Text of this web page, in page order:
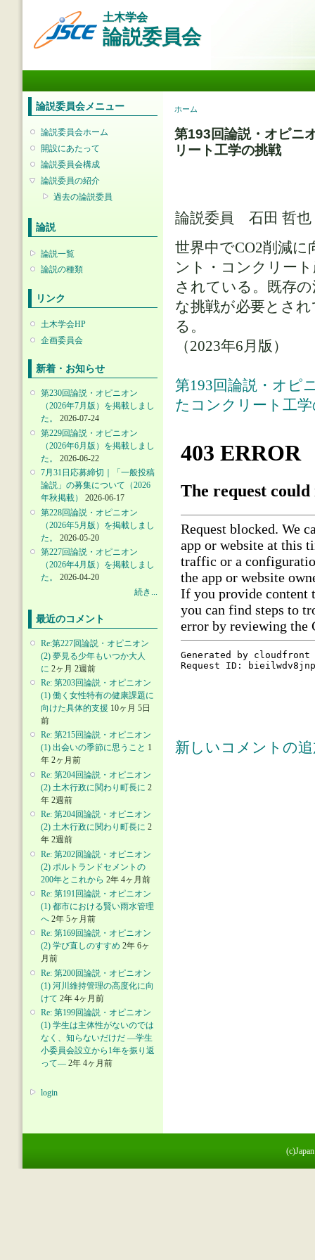
移
動
土木学会
論説委員会
論説委員会メニュー
論説委員会ホーム
開設にあたって
論説委員会構成
論説委員の紹介
過去の論説委員
論説
論説一覧
論説の種類
リンク
土木学会HP
企画委員会
新着・お知らせ
第230回論説・オピニオン
（2026年7月版）を掲載しまし
た。
2026-07-24
第229回論説・オピニオン
（2026年6月版）を掲載しまし
た。
2026-06-22
7月31日応募締切｜「一般投稿
論説」の募集について（2026
年秋掲載）
2026-06-17
第228回論説・オピニオン
（2026年5月版）を掲載しまし
た。
2026-05-20
第227回論説・オピニオン
（2026年4月版）を掲載しまし
た。
2026-04-20
続き...
最近のコメント
Re:第227回論説・オピニオン
(2) 夢見る少年もいつか大人
に 2ヶ月 2週前
Re: 第203回論説・オピニオン
(1) 働く女性特有の健康課題に
向けた具体的支援 10ヶ月 5日
前
Re: 第215回論説・オピニオン
(1) 出会いの季節に思うこと 1
年 2ヶ月前
Re: 第204回論説・オピニオン
(2) 土木行政に関わり町長に 2
年 2週前
Re: 第204回論説・オピニオン
(2) 土木行政に関わり町長に 2
年 2週前
Re: 第202回論説・オピニオン
(2) ポルトランドセメントの
200年とこれから 2年 4ヶ月前
Re: 第191回論説・オピニオン
(1) 都市における賢い雨水管理
へ 2年 5ヶ月前
Re: 第169回論説・オピニオン
(2) 学び直しのすすめ 2年 6ヶ
月前
Re: 第200回論説・オピニオン
(1) 河川維持管理の高度化に向
けて 2年 4ヶ月前
Re: 第199回論説・オピニオン
(1) 学生は主体性がないのでは
なく、知らないだけだ ―学生
小委員会設立から1年を振り返
って― 2年 4ヶ月前
login
現在地
ホーム
第193回論説・オピニ
リート工学の挑戦
論説委員 石田 哲
世界中でCO2削減
ント・コンクリー
されている。既存
な挑戦が必要とさ
る。
（2023年6月版）
第193回論説・オピ
たコンクリート工
新しいコメントの